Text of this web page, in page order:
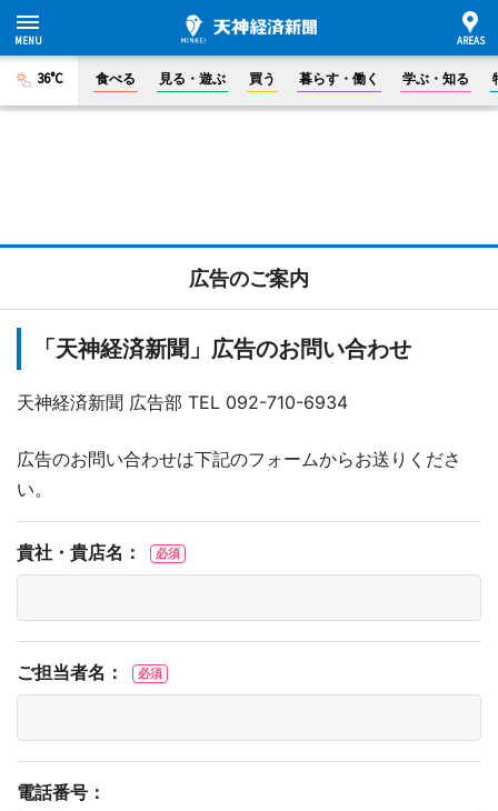
36°C 食べる 見る・遊ぶ 買う 暮らす・働く 学ぶ・知る
広告のご案内
「天神経済新聞」広告のお問い合わせ
天神経済新聞 広告部 TEL 092-710-6934
広告のお問い合わせは下記のフォームからお送りくださ
い。
貴社・貴店名： 必須
ご担当者名： 必須
電話番号：